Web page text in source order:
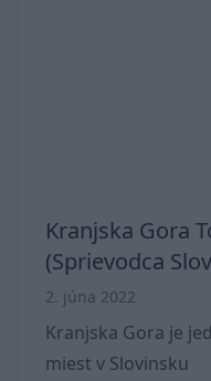
Kranjska Gora
(Sprievodca
2. júna 2022
Kranjska Gora je
miest v Slovinsku